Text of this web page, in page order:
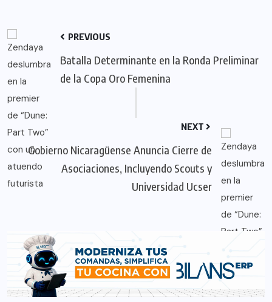
PREVIOUS
Batalla Determinante en la Ronda Preliminar
de la Copa Oro Femenina
NEXT
Gobierno Nicaragüense Anuncia Cierre de
Asociaciones, Incluyendo Scouts y
Universidad Ucser